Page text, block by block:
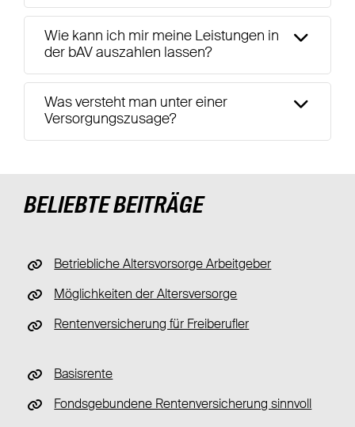
Wie kann ich mir meine Leistungen in
der bAV auszahlen lassen?
Was versteht man unter einer
Versorgungszusage?
BELIEBTE BEITRÄGE
Betriebliche Altersvorsorge Arbeitgeber
Möglichkeiten der Altersversorge
Rentenversicherung für Freiberufler
Basisrente
Fondsgebundene Rentenversicherung sinnvoll